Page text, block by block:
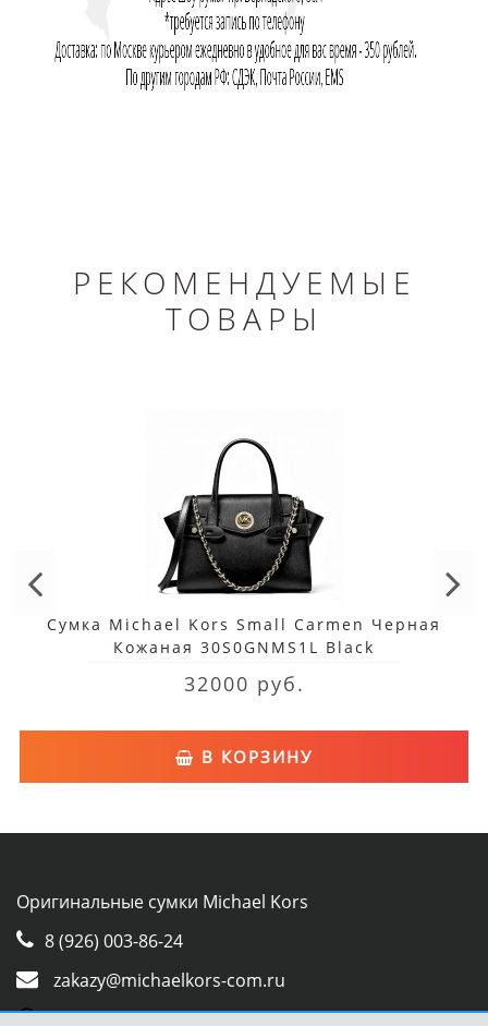
РЕКОМЕНДУЕМЫЕ
ТОВАРЫ
Сумка Michael Kors Small Carmen Черная
Кожаная 30S0GNMS1L Black
32000 руб.
В КОРЗИНУ
Оригинальные сумки Michael Kors
8 (926) 003-86-24
zakazy@michaelkors-com.ru
Whatsapp